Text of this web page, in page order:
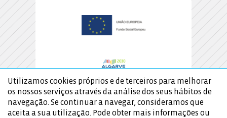
Utilizamos cookies próprios e de terceiros para melhorar
os nossos serviços através da análise dos seus hábitos de
navegação. Se continuar a navegar, consideramos que
aceita a sua utilização. Pode obter mais informações ou